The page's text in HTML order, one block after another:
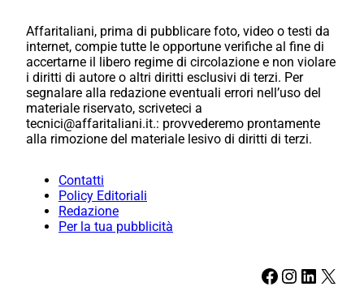
Affaritaliani, prima di pubblicare foto, video o testi da
internet, compie tutte le opportune verifiche al fine di
accertarne il libero regime di circolazione e non violare
i diritti di autore o altri diritti esclusivi di terzi. Per
segnalare alla redazione eventuali errori nell’uso del
materiale riservato, scriveteci a
tecnici@affaritaliani.it.: provvederemo prontamente
alla rimozione del materiale lesivo di diritti di terzi.
Contatti
Policy Editoriali
Redazione
Per la tua pubblicità
Facebook Instagram LinkedIn X